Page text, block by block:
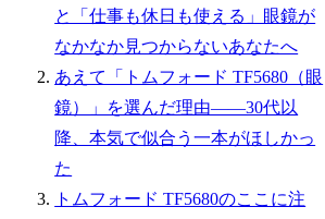
と「仕事も休日も使える」眼鏡が
なかなか見つからないあなたへ
あえて「トムフォード TF5680（眼
鏡）」を選んだ理由――30代以
降、本気で似合う一本がほしかっ
た
トムフォード TF5680のここに注